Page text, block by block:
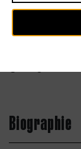
Biographie